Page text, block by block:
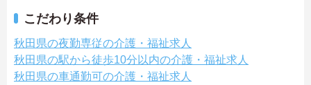
こだわり条件
秋田県の夜勤専従の介護・福祉求人
秋田県の駅から徒歩10分以内の介護・福祉求人
秋田県の車通勤可の介護・福祉求人